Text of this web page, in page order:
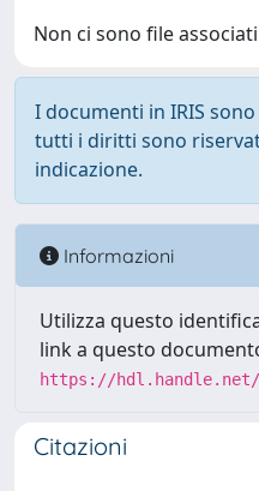
Non ci sono file
I documenti in IRIS
tutti i diritti sono
indicazione.
Informazioni
Utilizza questo
link a questo
https://hdl.handle.net/
Citazioni